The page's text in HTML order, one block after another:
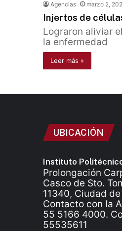
Agencias marzo 2,
Injertos de
Lograron aliviar
la enfermedad
Leer más »
UBICACIÓN
Instituto
Prolongación
Casco de Sto.
11340, Ciudad
Contacto con la
55 5166 4000.
55535611